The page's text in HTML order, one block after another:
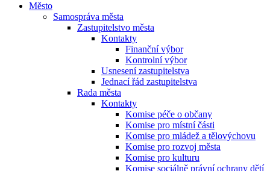
Město
Samospráva města
Zastupitelstvo města
Kontakty
Finanční výbor
Kontrolní výbor
Usnesení zastupitelstva
Jednací řád zastupitelstva
Rada města
Kontakty
Komise péče o občany
Komise pro místní části
Komise pro mládež a tělovýchovu
Komise pro rozvoj města
Komise pro kulturu
Komise sociálně právní ochrany dětí